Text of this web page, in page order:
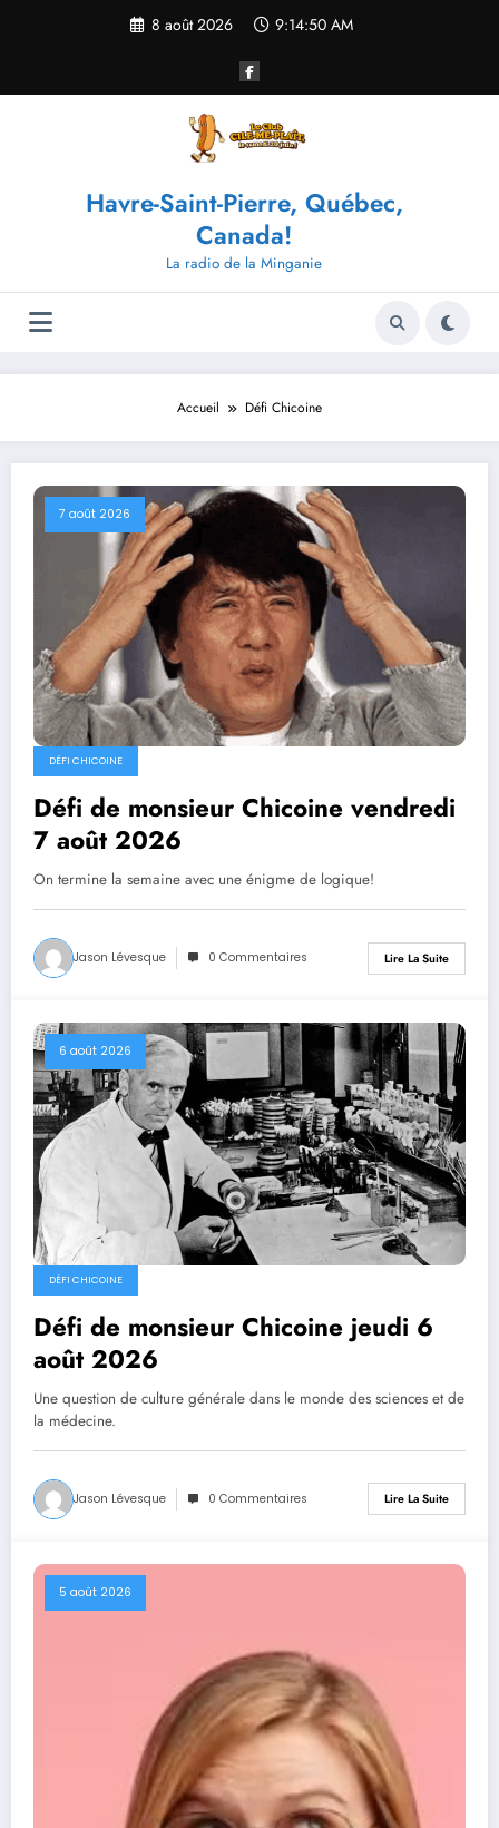
8 août 2026 9:14:51 AM
Havre-Saint-Pierre, Québec,
Canada!
La radio de la Minganie
Accueil Défi Chicoine
7 août 2026
DÉFI CHICOINE
Défi de monsieur Chicoine vendredi
7 août 2026
On termine la semaine avec une énigme de logique!
Jason Lévesque 0 Commentaires Lire La Suite
6 août 2026
DÉFI CHICOINE
Défi de monsieur Chicoine jeudi 6
août 2026
Une question de culture générale dans le monde des sciences et de
la médecine.
Jason Lévesque 0 Commentaires Lire La Suite
5 août 2026